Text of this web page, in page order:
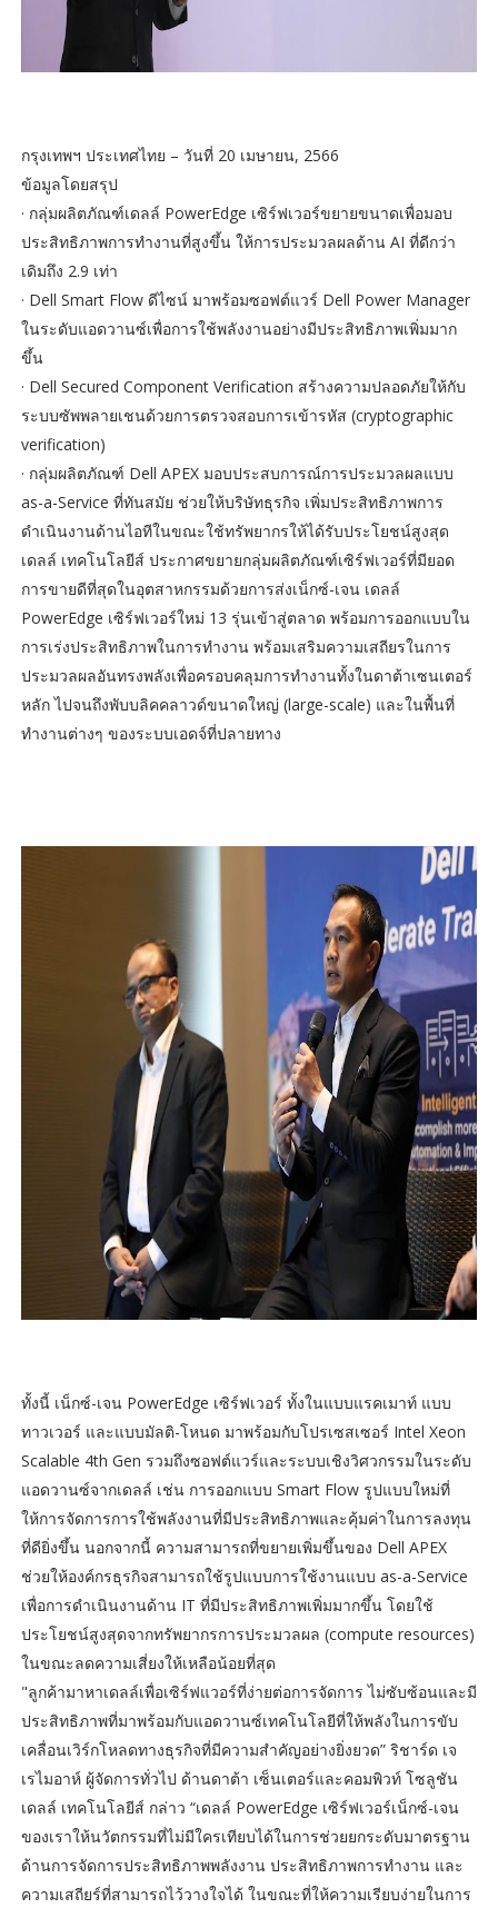
กรุงเทพฯ ประเทศไทย – วันที่ 20 เมษายน, 2566
ข้อมูลโดยสรุป
· กลุ่มผลิตภัณฑ์เดลล์ PowerEdge เซิร์ฟเวอร์ขยายขนาดเพื่อมอบ
ประสิทธิภาพการทำงานที่สูงขึ้น ให้การประมวลผลด้าน AI ที่ดีกว่า
เดิมถึง 2.9 เท่า
· Dell Smart Flow ดีไซน์ มาพร้อมซอฟต์แวร์ Dell Power Manager
ในระดับแอดวานซ์เพื่อการใช้พลังงานอย่างมีประสิทธิภาพเพิ่มมาก
ขึ้น
· Dell Secured Component Verification สร้างความปลอดภัยให้กับ
ระบบซัพพลายเชนด้วยการตรวจสอบการเข้ารหัส (cryptographic
verification)
· กลุ่มผลิตภัณฑ์ Dell APEX มอบประสบการณ์การประมวลผลแบบ
as-a-Service ที่ทันสมัย ช่วยให้บริษัทธุรกิจ เพิ่มประสิทธิภาพการ
ดำเนินงานด้านไอทีในขณะใช้ทรัพยากรให้ได้รับประโยชน์สูงสุด
เดลล์ เทคโนโลยีส์ ประกาศขยายกลุ่มผลิตภัณฑ์เซิร์ฟเวอร์ที่มียอด
การขายดีที่สุดในอุตสาหกรรมด้วยการส่งเน็กซ์-เจน เดลล์
PowerEdge เซิร์ฟเวอร์ใหม่ 13 รุ่นเข้าสู่ตลาด พร้อมการออกแบบใน
การเร่งประสิทธิภาพในการทำงาน พร้อมเสริมความเสถียรในการ
ประมวลผลอันทรงพลังเพื่อครอบคลุมการทำงานทั้งในดาต้าเซนเตอร์
หลัก ไปจนถึงพับบลิคคลาวด์ขนาดใหญ่ (large-scale) และในพื้นที่
ทำงานต่างๆ ของระบบเอดจ์ที่ปลายทาง
ทั้งนี้ เน็กซ์-เจน PowerEdge เซิร์ฟเวอร์ ทั้งในแบบแรคเมาท์ แบบ
ทาวเวอร์ และแบบมัลติ-โหนด มาพร้อมกับโปรเซสเซอร์ Intel Xeon
Scalable 4th Gen รวมถึงซอฟต์แวร์และระบบเชิงวิศวกรรมในระดับ
แอดวานซ์จากเดลล์ เช่น การออกแบบ Smart Flow รูปแบบใหม่ที่
ให้การจัดการการใช้พลังงานที่มีประสิทธิภาพและคุ้มค่าในการลงทุน
ที่ดียิ่งขึ้น นอกจากนี้ ความสามารถที่ขยายเพิ่มขึ้นของ Dell APEX
ช่วยให้องค์กรธุรกิจสามารถใช้รูปแบบการใช้งานแบบ as-a-Service
เพื่อการดำเนินงานด้าน IT ที่มีประสิทธิภาพเพิ่มมากขึ้น โดยใช้
ประโยชน์สูงสุดจากทรัพยากรการประมวลผล (compute resources)
ในขณะลดความเสี่ยงให้เหลือน้อยที่สุด
"ลูกค้ามาหาเดลล์เพื่อเซิร์ฟแวอร์ที่ง่ายต่อการจัดการ ไม่ซับซ้อนและมี
ประสิทธิภาพที่มาพร้อมกับแอดวานซ์เทคโนโลยีที่ให้พลังในการขับ
เคลื่อนเวิร์กโหลดทางธุรกิจที่มีความสำคัญอย่างยิ่งยวด” ริชาร์ด เจ
เรไมอาห์ ผู้จัดการทั่วไป ด้านดาต้า เซ็นเตอร์และคอมพิวท์ โซลูชัน
เดลล์ เทคโนโลยีส์ กล่าว “เดลล์ PowerEdge เซิร์ฟเวอร์เน็กซ์-เจน
ของเราให้นวัตกรรมที่ไม่มีใครเทียบได้ในการช่วยยกระดับมาตรฐาน
ด้านการจัดการประสิทธิภาพพลังงาน ประสิทธิภาพการทำงาน และ
ความเสถียร์ที่สามารถไว้วางใจได้ ในขณะที่ให้ความเรียบง่ายในการ